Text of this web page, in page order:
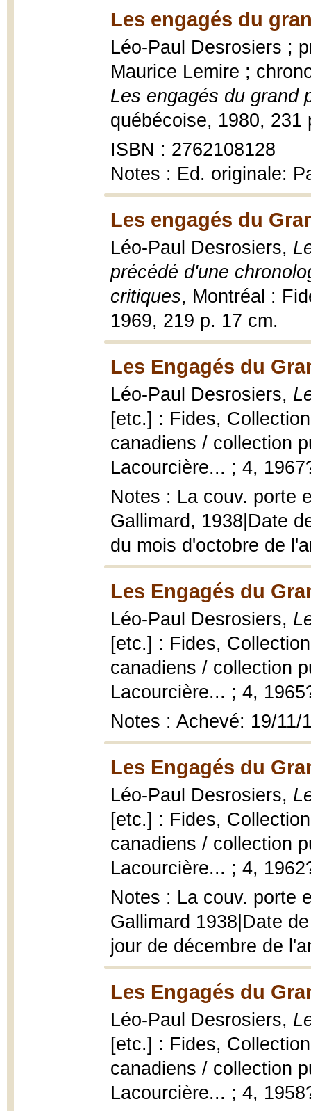
Les engagés du
Léo-Paul Desrosiers ;
Maurice Lemire ;
Les engagés du grand
québécoise, 1980, 231
ISBN : 2762108128
Notes : Ed. originale:
Les engagés du
Léo-Paul Desrosiers,
précédé d'une
critiques, Montréal :
1969, 219 p. 17 cm.
Les Engagés du
Léo-Paul Desrosiers,
[etc.] : Fides,
canadiens / collection
Lacourcière... ; 4,
Notes : La couv. porte
Gallimard, 1938|Date
du mois d'octobre de
Les Engagés du
Léo-Paul Desrosiers,
[etc.] : Fides,
canadiens / collection
Lacourcière... ; 4,
Notes : Achevé: 19/11/
Les Engagés du
Léo-Paul Desrosiers,
[etc.] : Fides,
canadiens / collection
Lacourcière... ; 4,
Notes : La couv. porte
Gallimard 1938|Date
jour de décembre de
Les Engagés du
Léo-Paul Desrosiers,
[etc.] : Fides,
canadiens / collection
Lacourcière... ; 4,